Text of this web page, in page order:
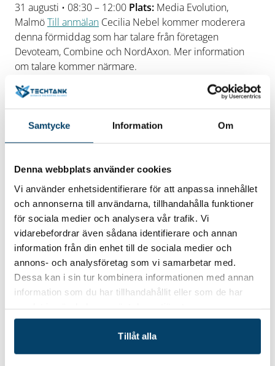
Samtycke Information Om
Denna webbplats använder cookies
Vi använder enhetsidentifierare för att anpassa innehållet
och annonserna till användarna, tillhandahålla funktioner
för sociala medier och analysera vår trafik. Vi
vidarebefordrar även sådana identifierare och annan
information från din enhet till de sociala medier och
annons- och analysföretag som vi samarbetar med.
Dessa kan i sin tur kombinera informationen med annan
information som du har tillhandahållit eller som de har
Tillåt alla
31 augusti • 08:30 – 12:00 Plats: Media Evolution,
MalmöTill anmälan Cecilia Nebel kommer moderera
denna förmiddag som har talare från företagen
Devoteam, Combine och NordAxon. Mer information
om talare kommer närmare.
DigIT Hub AI är en del av EU:s satsning på att använda
digital teknik för att stimulera en grön och hållbar
återhämtning efter pandemin genom att hjälpa små och
medelstora företag förbättra sin verksamhet med hjälp
av artificiell intelligens (AI).
Datum/tid
2023-08-31
31 augusti 2023 kl. 08.30-12
Plats
Media Evolution, Malmö
Hitta hit